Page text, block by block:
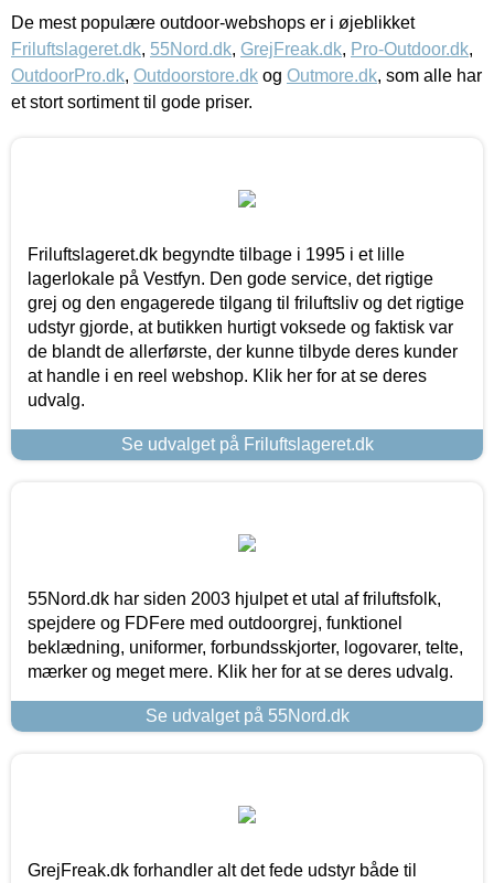
De mest populære outdoor-webshops er i øjeblikket
Friluftslageret.dk, 55Nord.dk, GrejFreak.dk, Pro-Outdoor.dk,
OutdoorPro.dk, Outdoorstore.dk og Outmore.dk, som alle har
et stort sortiment til gode priser.
Friluftslageret.dk begyndte tilbage i 1995 i et lille
lagerlokale på Vestfyn. Den gode service, det rigtige
grej og den engagerede tilgang til friluftsliv og det rigtige
udstyr gjorde, at butikken hurtigt voksede og faktisk var
de blandt de allerførste, der kunne tilbyde deres kunder
at handle i en reel webshop. Klik her for at se deres
udvalg.
Se udvalget på Friluftslageret.dk
55Nord.dk har siden 2003 hjulpet et utal af friluftsfolk,
spejdere og FDFere med outdoorgrej, funktionel
beklædning, uniformer, forbundsskjorter, logovarer, telte,
mærker og meget mere. Klik her for at se deres udvalg.
Se udvalget på 55Nord.dk
GrejFreak.dk forhandler alt det fede udstyr både til